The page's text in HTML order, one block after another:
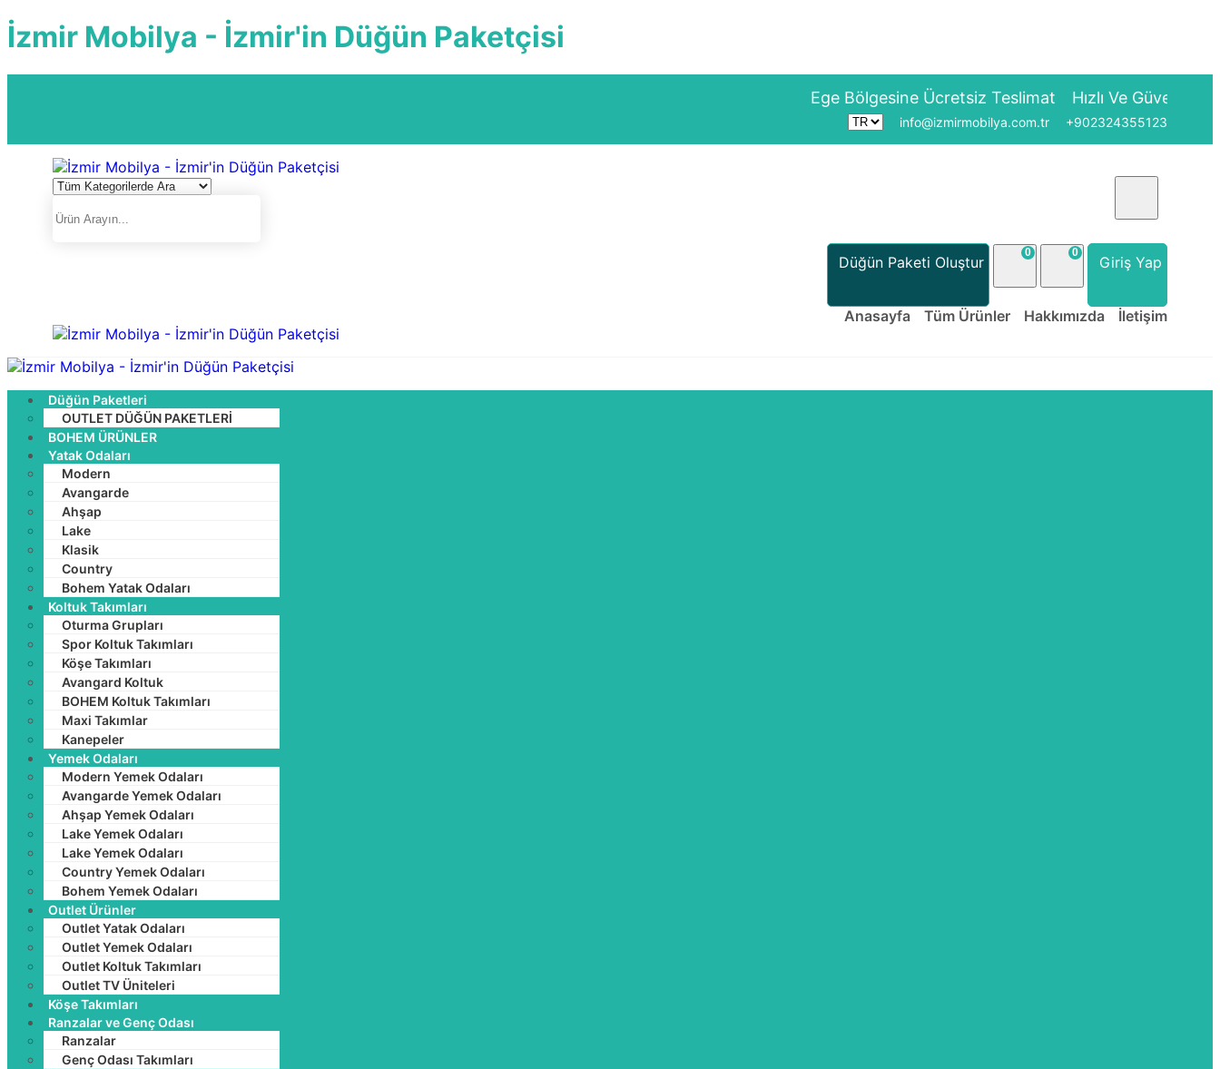
İzmir Mobilya - İzmir'in Düğün Paketçisi
Ege Bölgesine Ücretsiz Teslimat Hızlı Ve Güvenli Teslimat
info@izmirmobilya.com.tr +902324355123
Düğün Paketi Oluştur
0 0
Giriş Yap
Anasayfa Tüm Ürünler Hakkımızda İletişim
Düğün Paketleri
OUTLET DÜĞÜN PAKETLERİ
BOHEM ÜRÜNLER
Yatak Odaları
Modern
Avangarde
Ahşap
Lake
Klasik
Country
Bohem Yatak Odaları
Koltuk Takımları
Oturma Grupları
Spor Koltuk Takımları
Köşe Takımları
Avangard Koltuk
BOHEM Koltuk Takımları
Maxi Takımlar
Kanepeler
Yemek Odaları
Modern Yemek Odaları
Avangarde Yemek Odaları
Ahşap Yemek Odaları
Lake Yemek Odaları
Lake Yemek Odaları
Country Yemek Odaları
Bohem Yemek Odaları
Outlet Ürünler
Outlet Yatak Odaları
Outlet Yemek Odaları
Outlet Koltuk Takımları
Outlet TV Üniteleri
Köşe Takımları
Ranzalar ve Genç Odası
Ranzalar
Genç Odası Takımları